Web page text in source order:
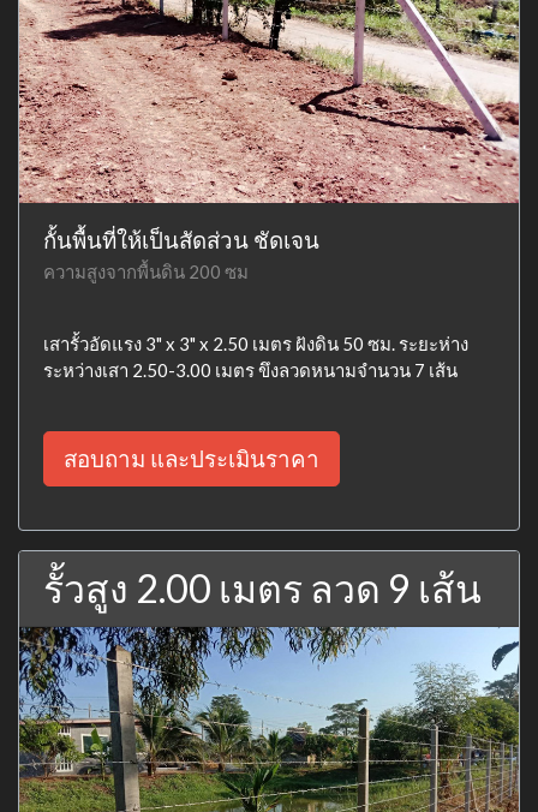
กั้นพื้นที่ให้เป็นสัดส่วน ชัดเจน
ความสูงจากพื้นดิน 200 ซม
เสารั้วอัดแรง 3" x 3" x 2.50 เมตร ฝังดิน 50 ซม. ระยะห่าง
ระหว่างเสา 2.50-3.00 เมตร ขึงลวดหนามจำนวน 7 เส้น
สอบถาม และประเมินราคา
รั้วสูง 2.00 เมตร ลวด 9 เส้น